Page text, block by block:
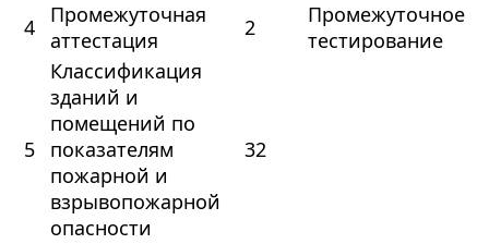
4
Промежуточная
аттестация
2
Промежуточное
тестирование
5
Классификация
зданий и
помещений по
показателям
пожарной и
взрывопожарной
опасности
32